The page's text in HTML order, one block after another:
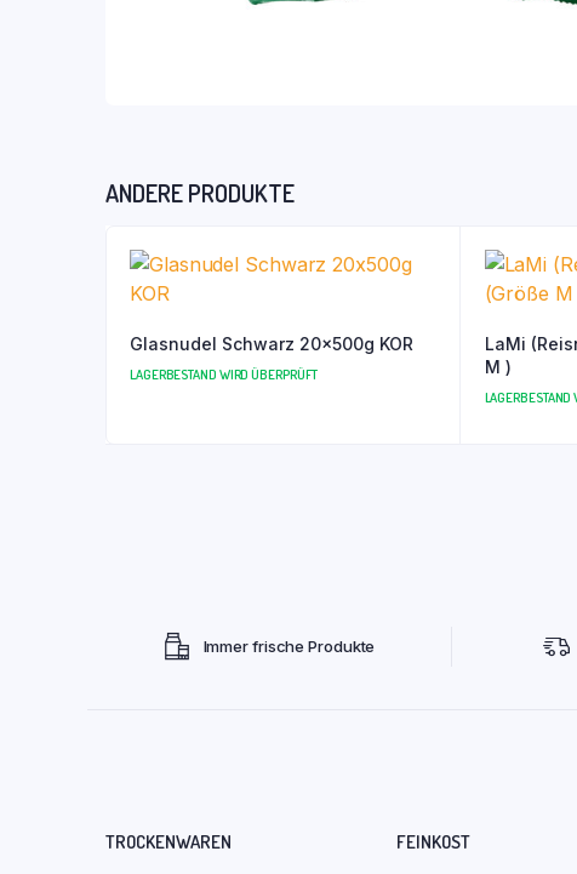
ANDERE PRODUKTE
Glasnudel Schwarz 20x500g KOR
LAGERBESTAND WIRD ÜBERPRÜFT
LaMi
M )
LAGERBESTAND
Immer frische Produkte
TROCKENWAREN FEINKOST